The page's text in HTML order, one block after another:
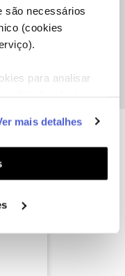
são necessários
(cookies
para analisar
e
seus interesses
Pode gerir a
"Configurar
mais detalhes